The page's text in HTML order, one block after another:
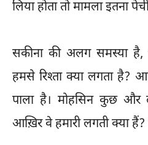
लिया होता तो मामला इतना
सकीना की अलग समस्या है,
हमसे रिश्ता क्या लगता है?
पाला है। मोहसिन कुछ और
आख़िर वे हमारी लगती क्या